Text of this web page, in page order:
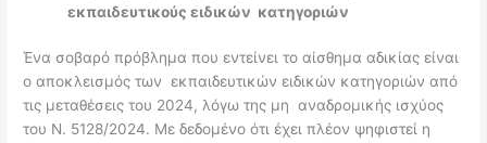
εκπαιδευτικούς ειδικών κατηγοριών
Ένα σοβαρό πρόβλημα που εντείνει το αίσθημα αδικίας είναι
ο αποκλεισμός των εκπαιδευτικών ειδικών κατηγοριών από
τις μεταθέσεις του 2024, λόγω της μη αναδρομικής ισχύος
του Ν. 5128/2024. Με δεδομένο ότι έχει πλέον ψηφιστεί η